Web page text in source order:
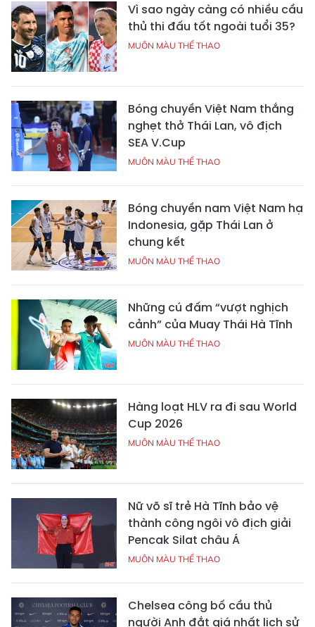
Vì sao ngày càng có nhiều cầu
thủ thi đấu tốt ngoài tuổi 35?
MUÔN MÀU THỂ THAO
Bóng chuyền Việt Nam thắng
nghẹt thở Thái Lan, vô địch
SEA V.Cup
MUÔN MÀU THỂ THAO
Bóng chuyền nam Việt Nam hạ
Indonesia, gặp Thái Lan ở
chung kết
MUÔN MÀU THỂ THAO
Những cú đấm “vượt nghịch
cảnh” của Muay Thái Hà Tĩnh
MUÔN MÀU THỂ THAO
Hàng loạt HLV ra đi sau World
Cup 2026
MUÔN MÀU THỂ THAO
Nữ võ sĩ trẻ Hà Tĩnh bảo vệ
thành công ngôi vô địch giải
Pencak Silat châu Á
MUÔN MÀU THỂ THAO
Chelsea công bố cầu thủ
người Anh đắt giá nhất lịch sử